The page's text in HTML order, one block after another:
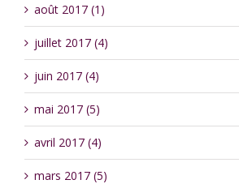
août 2017 (1)
juillet 2017 (4)
juin 2017 (4)
mai 2017 (5)
avril 2017 (4)
mars 2017 (5)